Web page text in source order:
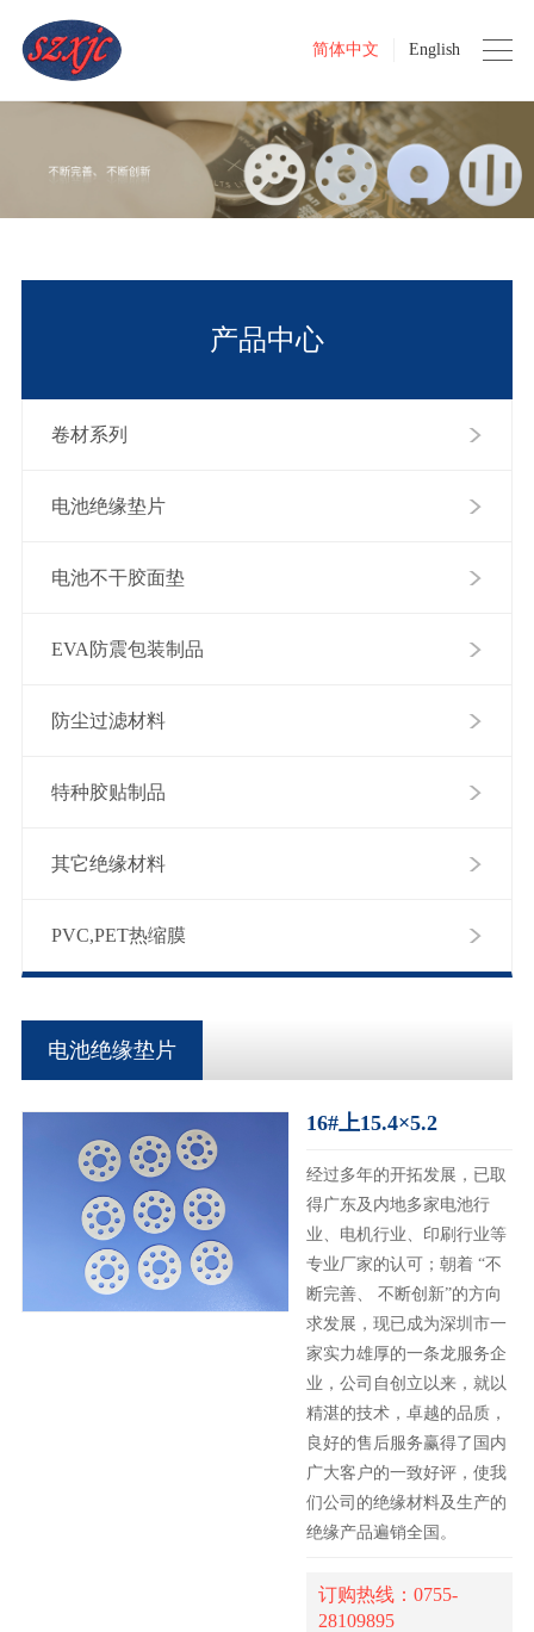
简体中文 English
产品中心
卷材系列
电池绝缘垫片
电池不干胶面垫
EVA防震包装制品
防尘过滤材料
特种胶贴制品
其它绝缘材料
PVC,PET热缩膜
电池绝缘垫片
16#上15.4×5.2
经过多年的开拓发展，已取
得广东及内地多家电池行
业、电机行业、印刷行业等
专业厂家的认可；朝着 “不
断完善、 不断创新”的方向
求发展，现已成为深圳市一
家实力雄厚的一条龙服务企
业，公司自创立以来，就以
精湛的技术，卓越的品质，
良好的售后服务赢得了国内
广大客户的一致好评，使我
们公司的绝缘材料及生产的
绝缘产品遍销全国。
订购热线：0755-
28109895